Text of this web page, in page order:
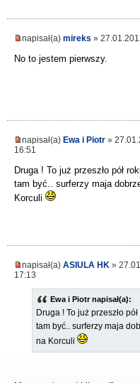
napisał(a) mireks »
No to jestem pierwszy.
napisał(a) Ewa i Piotr »
16:51
Druga ! To już przeszło pół
tam być.. surferzy maja
Korculi
napisał(a) ASIULA HK »
17:13
Ewa i Piotr napisał(a):
Druga ! To już przeszło
tam być.. surferzy maja
na Korculi